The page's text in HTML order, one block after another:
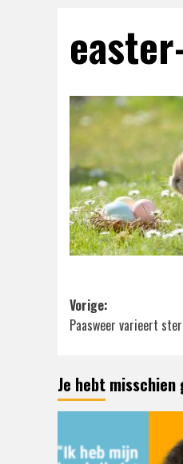
Bericht
navigatie
Vorige:
Paasweer varieert
Je hebt